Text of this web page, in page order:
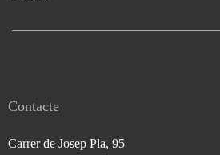
Contacte
Carrer de Josep Pla, 95